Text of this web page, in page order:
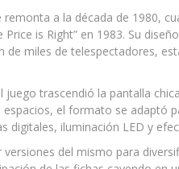
a la década de 1980,
is Right” en 1983. Su
de miles de telespectadores,
trascendió la pantalla
espacios, el formato se adaptó
digitales, iluminación LED y
del mismo para